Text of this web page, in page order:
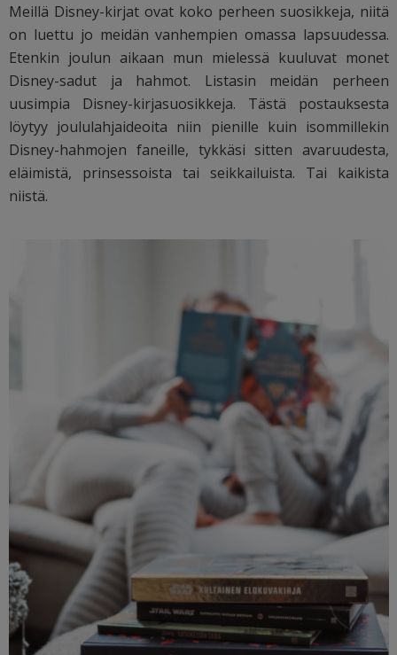
Meillä Disney-kirjat ovat koko perheen suosikkeja, niitä
on luettu jo meidän vanhempien omassa lapsuudessa.
Etenkin joulun aikaan mun mielessä kuuluvat monet
Disney-sadut ja hahmot. Listasin meidän perheen
uusimpia Disney-kirjasuosikkeja. Tästä postauksesta
löytyy joululahjaideoita niin pienille kuin isommillekin
Disney-hahmojen faneille, tykkäsi sitten avaruudesta,
eläimistä, prinsessoista tai seikkailuista. Tai kaikista
niistä.